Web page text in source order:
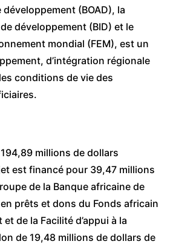
(BOAD), la
développement (BID) et le
mondial (FEM), est un
d’intégration régionale
conditions de vie des
millions de dollars
est financé pour 39,47 millions
de la Banque africaine de
prêts et dons du Fonds africain
de la Facilité d’appui à la
de 19,48 millions de dollars de